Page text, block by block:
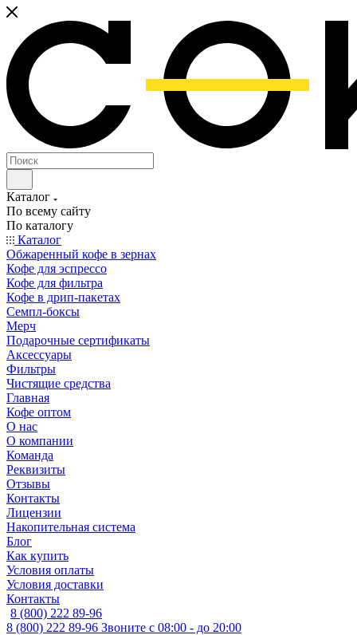
Каталог
По всему сайту
По каталогу
Каталог
Обжаренный кофе в зернах
Кофе для эспрессо
Кофе для фильтра
Кофе в дрип-пакетах
Семпл-боксы
Мерч
Подарочные сертификаты
Аксессуары
Фильтры
Чистящие средства
Главная
Кофе оптом
О нас
О компании
Команда
Реквизиты
Отзывы
Контакты
Лицензии
Накопительная система
Блог
Как купить
Условия оплаты
Условия доставки
Контакты
8 (800) 222 89-96
8 (800) 222 89-96 Звоните с 08:00 - до 20:00